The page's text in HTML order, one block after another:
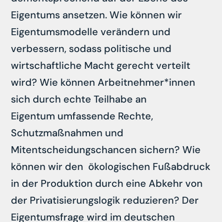
Eigentums ansetzen. Wie können wir
Eigentumsmodelle verändern und
verbessern, sodass politische und
wirtschaftliche Macht gerecht verteilt
wird? Wie können Arbeitnehmer*innen
sich durch echte Teilhabe an
Eigentum umfassende Rechte,
Schutzmaßnahmen und
Mitentscheidungschancen sichern? Wie
können wir den ökologischen Fußabdruck
in der Produktion durch eine Abkehr von
der Privatisierungslogik reduzieren? Der
Eigentumsfrage wird im deutschen